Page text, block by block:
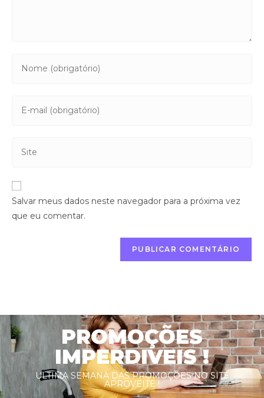
Salvar meus dados neste navegador para a próxima vez
que eu comentar.
PROMOÇÕES
IMPERDIVEIS !
ULTIMA SEMANA DAS PROMOÇÕES NO SITE
APROVEITE !